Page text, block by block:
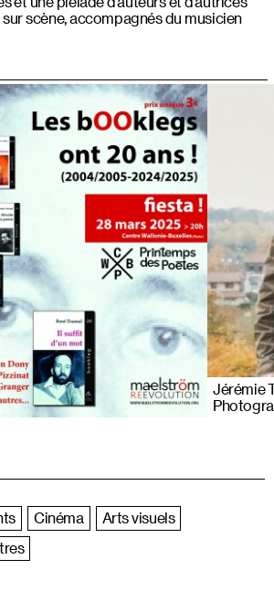
scène, accompagnés du musicien
Jérémie
Cinéma
Arts visuels